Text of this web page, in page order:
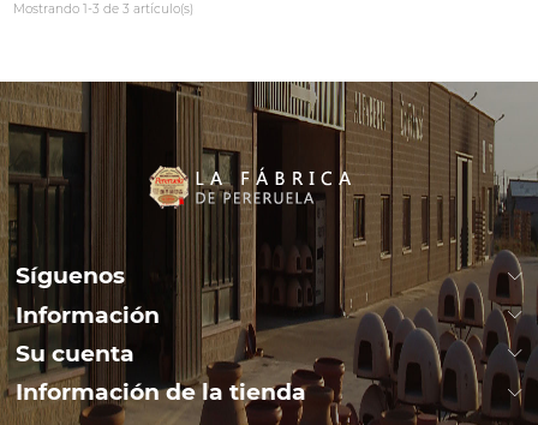
Mostrando 1-3 de 3 artículo(s)
Síguenos
Información
Su cuenta
Información de la tienda